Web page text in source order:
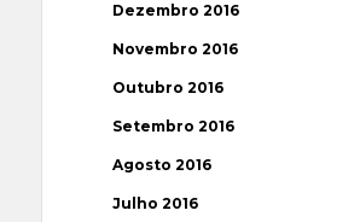
Dezembro 2016
Novembro 2016
Outubro 2016
Setembro 2016
Agosto 2016
Julho 2016